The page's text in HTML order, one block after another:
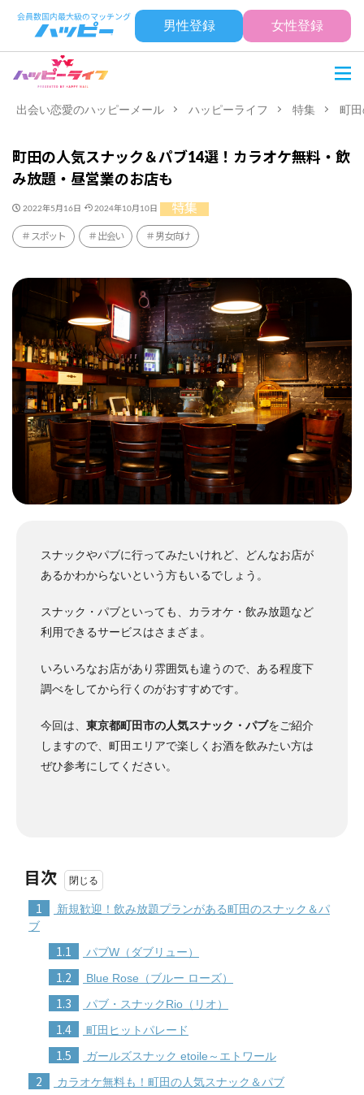
男性登録 女性登録
出会い恋愛のハッピーメール ハッピーライフ 特集 町
町田の人気スナック＆パブ14選！カラオケ無料・飲
み放題・昼営業のお店も
2022年5月16日 2024年10月10日 特集
スポット 出会い 男女向け
スナックやパブに行ってみたいけれど、どんなお店が
あるかわからないという方もいるでしょう。
スナック・パブといっても、カラオケ・飲み放題など
利用できるサービスはさまざま。
いろいろなお店があり雰囲気も違うので、ある程度下
調べをしてから行くのがおすすめです。
今回は、 東京都町田市の人気スナック・パブをご紹介
しますので、町田エリアで楽しくお酒を飲みたい方は
ぜひ参考にしてください。
目次
1
新規歓迎！飲み放題プランがある町田のスナック＆パ
ブ
1.1 パブW（ダブリュー）
1.2 Blue Rose（ブルー ローズ）
1.3 パブ・スナックRio（リオ）
1.4 町田ヒットパレード
1.5 ガールズスナック etoile～エトワール
2 カラオケ無料も！町田の人気スナック＆パブ